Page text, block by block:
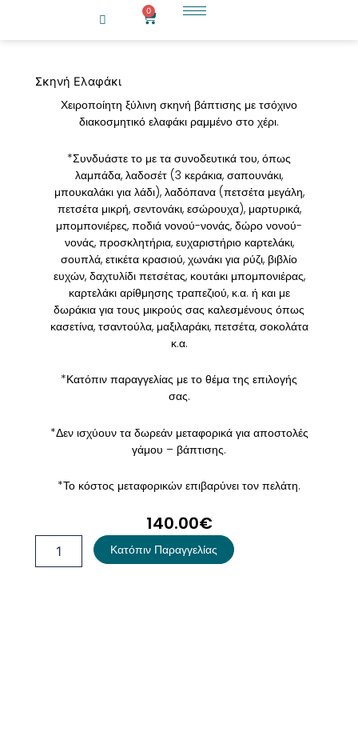
0
Cart
Σκηνή Ελαφάκι
Χειροποίητη ξύλινη σκηνή βάπτισης με τσόχινο
διακοσμητικό ελαφάκι ραμμένο στο χέρι.
*Συνδυάστε το με τα συνοδευτικά του, όπως
λαμπάδα, λαδοσέτ (3 κεράκια, σαπουνάκι,
μπουκαλάκι για λάδι), λαδόπανα (πετσέτα μεγάλη,
πετσέτα μικρή, σεντονάκι, εσώρουχα), μαρτυρικά,
μπομπονιέρες, ποδιά νονού-νονάς, δώρο νονού-
νονάς, προσκλητήρια, ευχαριστήριο καρτελάκι,
σουπλά, ετικέτα κρασιού, χωνάκι για ρύζι, βιβλίο
ευχών, δαχτυλίδι πετσέτας, κουτάκι μπομπονιέρας,
καρτελάκι αρίθμησης τραπεζιού, κ.α. ή και με
δωράκια για τους μικρούς σας καλεσμένους όπως
κασετίνα, τσαντούλα, μαξιλαράκι, πετσέτα, σοκολάτα
κ.α.
*Κατόπιν παραγγελίας με το θέμα της επιλογής
σας.
*Δεν ισχύουν τα δωρεάν μεταφορικά για αποστολές
γάμου – βάπτισης.
*Το κόστος μεταφορικών επιβαρύνει τον πελάτη.
140.00€
Ελαφάκι
Κατόπιν Παραγγελίας